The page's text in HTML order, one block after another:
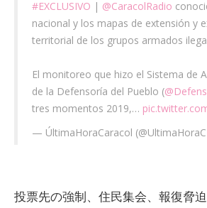
#EXCLUSIVO | @CaracolRadio
nacional y los mapas de extensión y
territorial de los grupos armados
El monitoreo que hizo el Sistema de
de la Defensoría del Pueblo (
tres momentos 2019,…
— ÚltimaHoraCaracol
投票先の強制、住民集会、報復脅迫